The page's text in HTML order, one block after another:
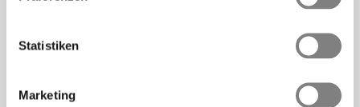
Statistiken
Marketing
Der Verband der Schweizer
Wirtschaftsverbänden für
sichern